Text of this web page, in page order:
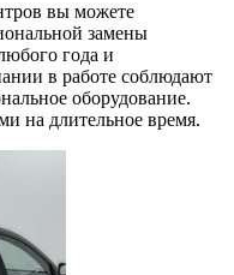
вы можете
замены
года и
в работе соблюдают
оборудование.
на длительное время.